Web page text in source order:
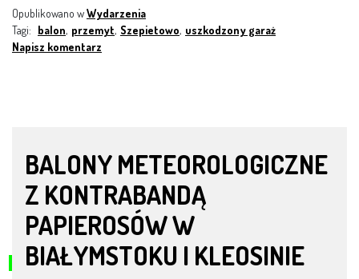
Opublikowano wWydarzenia
Tagi: balon, przemyt, Szepietowo, uszkodzony garaż
Napisz komentarz
BALONY METEOROLOGICZNE
Z KONTRABANDĄ
PAPIEROSÓW W
BIAŁYMSTOKU I KLEOSINIE